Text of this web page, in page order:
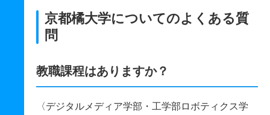
京都橘大学についてのよくある質
問
教職課程はありますか？
〈デジタルメディア学部・工学部ロボティクス学